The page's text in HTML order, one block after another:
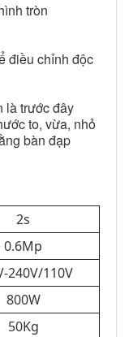
tròn
điều chỉnh độc
là trước đây
to, vừa, nhỏ
bàn đạp
2s
0.6Mp
240V/110V
800W
50Kg